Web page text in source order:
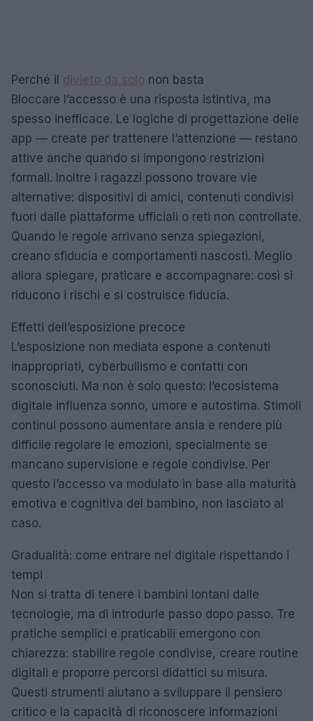
Perché il divieto da solo non basta
Bloccare l’accesso è una risposta istintiva, ma
spesso inefficace. Le logiche di progettazione delle
app — create per trattenere l’attenzione — restano
attive anche quando si impongono restrizioni
formali. Inoltre i ragazzi possono trovare vie
alternative: dispositivi di amici, contenuti condivisi
fuori dalle piattaforme ufficiali o reti non controllate.
Quando le regole arrivano senza spiegazioni,
creano sfiducia e comportamenti nascosti. Meglio
allora spiegare, praticare e accompagnare: così si
riducono i rischi e si costruisce fiducia.
Effetti dell’esposizione precoce
L’esposizione non mediata espone a contenuti
inappropriati, cyberbullismo e contatti con
sconosciuti. Ma non è solo questo: l’ecosistema
digitale influenza sonno, umore e autostima. Stimoli
continui possono aumentare ansia e rendere più
difficile regolare le emozioni, specialmente se
mancano supervisione e regole condivise. Per
questo l’accesso va modulato in base alla maturità
emotiva e cognitiva del bambino, non lasciato al
caso.
Gradualità: come entrare nel digitale rispettando i
tempi
Non si tratta di tenere i bambini lontani dalle
tecnologie, ma di introdurle passo dopo passo. Tre
pratiche semplici e praticabili emergono con
chiarezza: stabilire regole condivise, creare routine
digitali e proporre percorsi didattici su misura.
Questi strumenti aiutano a sviluppare il pensiero
critico e la capacità di riconoscere informazioni